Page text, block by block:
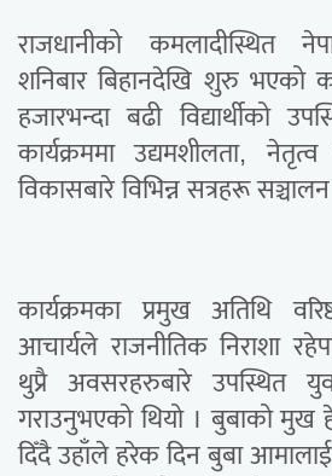
राजधानीको कमलादीस्थित नेपाल
शनिबार बिहानदेखि शुरु भएको
हजारभन्दा बढी विद्यार्थीको
कार्यक्रममा उद्यमशीलता,
विकासबारे विभिन्न सत्रहरू
कार्यक्रमका प्रमुख अतिथि
आचार्यले राजनीतिक निराशा
थुप्रै अवसरहरुबारे उपस्थित
गराउनुभएको थियो । बुबाको मुख
दिँदै उहाँले हरेक दिन बुबा आमालाई